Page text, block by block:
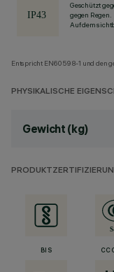
Geschützt
gegen Regen.
Auf dem
Entspricht EN60598-1 und den
PHYSIKALISCHE
Gewicht (kg)
BIS